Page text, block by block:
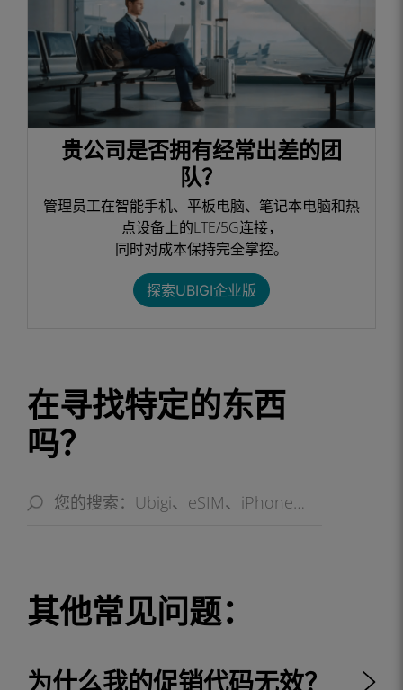
贵公司是否拥有经常出差的团
队？
管理员工在智能手机、平板电脑、笔记本电脑和热
点设备上的LTE/5G连接，
同时对成本保持完全掌控。​
探索UBIGI企业版​
在寻找特定的东西
吗？
其他常见问题：
为什么我的促销代码无效？